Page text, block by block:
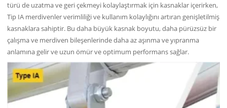
türü de uzatma ve geri çekmeyi kolaylaştırmak için kasnaklar içerirken,
Tip IA merdivenler verimliliği ve kullanım kolaylığını artıran genişletilmiş
kasnaklara sahiptir. Bu daha büyük kasnak boyutu, daha pürüzsüz bir
çalışma ve merdiven bileşenlerinde daha az aşınma ve yıpranma
anlamına gelir ve uzun ömür ve optimum performans sağlar.